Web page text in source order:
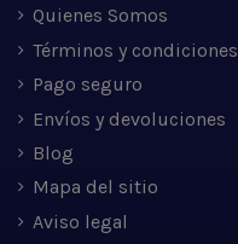
Quienes Somos
Términos y condiciones
Pago seguro
Envíos y devoluciones
Blog
Mapa del sitio
Aviso legal